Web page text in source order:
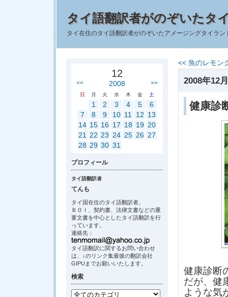
タイ語翻訳者がのぞいたタ
タイ在住のタイ語翻訳者がのぞいたアメージングタイラ
<< 魚のレモン
2008年12
健康診
健康診断
だが、健
ような気
12
<< 2008 >>
日 月 火 水 木 金 土
1 2 3 4 5
6
7
8 9 10 11 12 13
14 15 16 17 18 19 20
21
22 23 24 25 26 27
28 29 30 31
プロフィール
タイ語翻訳者
てんも
タイ国在住のタイ語翻訳者。
ＢＯＩ、契約書、法律文書などの重
要文書を中心としたタイ語翻訳を行
っています。
連絡先：
タイ語翻訳に関するお問い合わせ
は、↓のリンク集最後の翻訳会社
GIPUまでお願いいたします。
検索